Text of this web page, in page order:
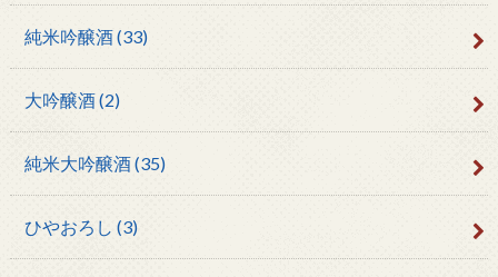
純米吟醸酒(33)
大吟醸酒(2)
純米大吟醸酒(35)
ひやおろし (3)